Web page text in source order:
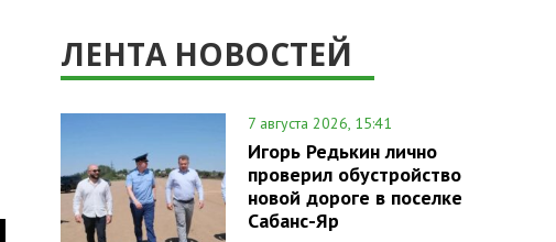
ЛЕНТА НОВОСТЕЙ
7 августа 2026, 15:41
Игорь Редькин лично
проверил обустройство
новой дороге в поселке
Сабанс-Яр